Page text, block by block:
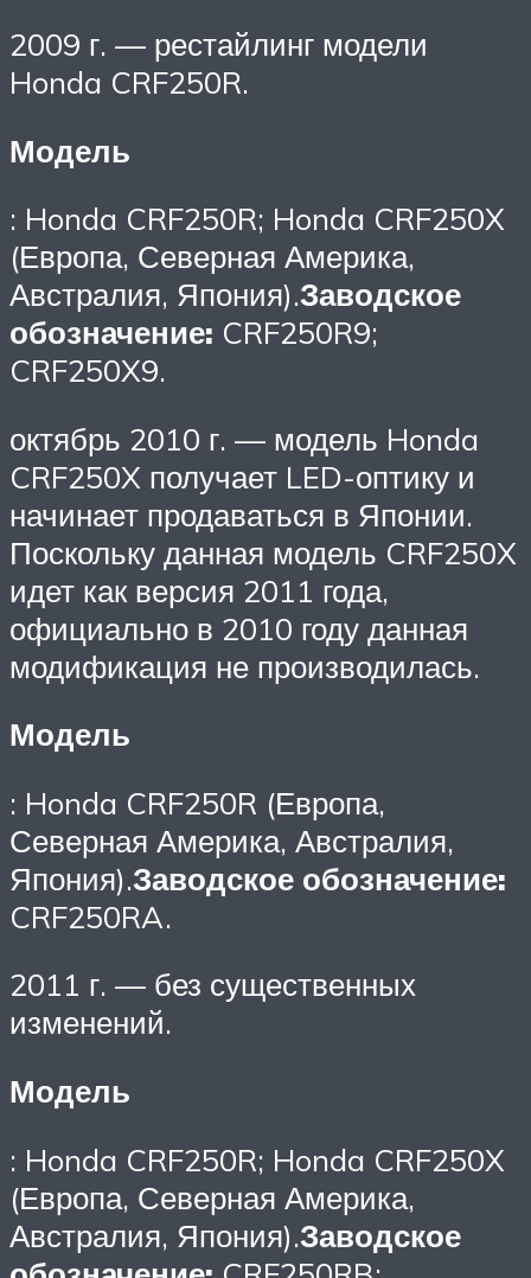
2009 г. — рестайлинг модели
Honda CRF250R.
Модель
: Honda CRF250R; Honda CRF250X
(Европа, Северная Америка,
Австралия, Япония).Заводское
обозначение: CRF250R9;
CRF250X9.
октябрь 2010 г. — модель Honda
CRF250X получает LED-оптику и
начинает продаваться в Японии.
Поскольку данная модель CRF250X
идет как версия 2011 года,
официально в 2010 году данная
модификация не производилась.
Модель
: Honda CRF250R (Европа,
Северная Америка, Австралия,
Япония).Заводское обозначение:
CRF250RA.
2011 г. — без существенных
изменений.
Модель
: Honda CRF250R; Honda CRF250X
(Европа, Северная Америка,
Австралия, Япония).Заводское